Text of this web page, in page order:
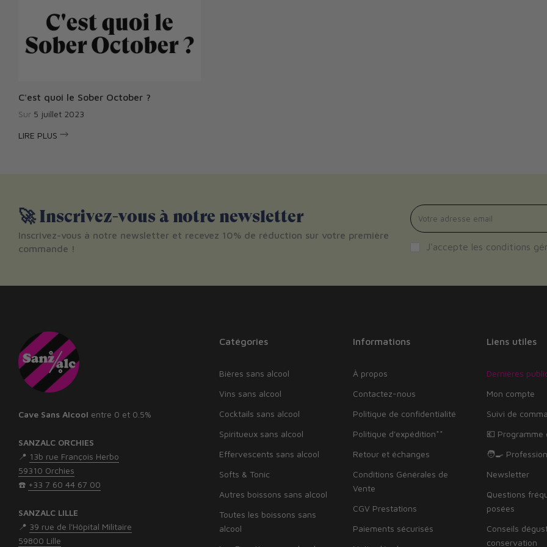
C'est quoi le Sober October ?
Sur 5 juillet 2023
LIRE PLUS
🚀 Inscrivez-vous à notre newsletter
Inscrivez-vous à notre newsletter et recevez 10% de réduction sur votre première
commande !
J'accepte les conditions
Cave Sans Alcool entre 0 et 0.5%
SANZALC ORCHIES
📍 13b rue François Herbo
59310 Orchies
☎️ +33 7 60 44 67 00
SANZALC LILLE
📍 39 rue de l'Hôpital Militaire
59800 Lille
Catégories
Bières sans alcool
Vins sans alcool
Cocktails sans alcool
Spiritueux sans alcool
Effervescents sans alcool
Softs & Tonic
Autres boissons sans alcool
Toutes les boissons sans
alcool
Informations
À propos
Contactez-nous
Politique de confidentialité
Politique d'expédition**
Retour et échanges
Conditions Générales de
Vente
CGV Prestations
Paiements sécurisés
Liens utiles
Dernières
Mon compte
Suivi de
💶 Programme
🧑‍🍳
Newsletter
Questions
posées
Conseils
conservation